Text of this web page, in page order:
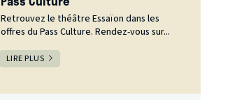
Retrouvez le théâtre Essaïon dans les
offres du Pass Culture. Rendez-vous sur...
LIRE PLUS